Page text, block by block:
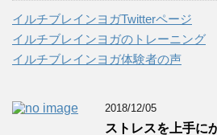
イルチブレインヨガTwitterページ
イルチブレインヨガのトレーニング
イルチブレインヨガ体験者の声
2018/12/05
ストレスを上手に